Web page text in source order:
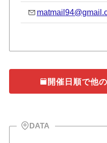
開催日順で他
DATA